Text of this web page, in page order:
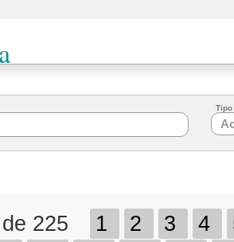
Tipo
de 225 1 2 3 4